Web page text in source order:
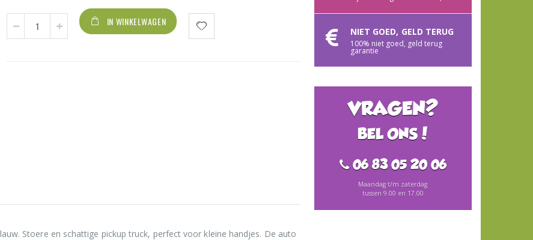
IN WINKELWAGEN
Stoere en schattige pickup truck, perfect voor kleine handjes. De auto
NIET GOED, GELD TERUG
100% niet goed, geld terug
garantie
VRAGEN?
BEL ONS!
06 83 05 20 06
Maandag t/m zaterdag
tussen 9.00 en 17.00